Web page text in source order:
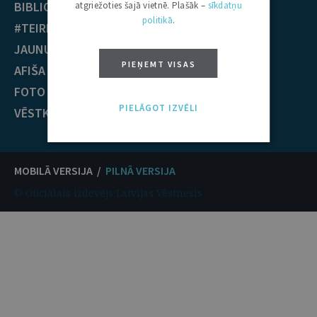
BIBLIOTĒKA
#TEIRDARBS
JAUNUMI
AFIŠA
FOTO / VIDEO
VĒSTKOPA
Krimināltiesības
TIESĪBU PRAKSE
EST nolēmumi
ECT nolēmumi
MOBILĀ VERSIJA / PILNĀ VERSIJA
© Oficiālais izdevējs Latvijas Vēstnesis
atgriežoties šajā vietnē. Plašāk – sīkdatņu
politikā.
PIEŅEMT VISAS
PIELĀGOT IZVĒLI